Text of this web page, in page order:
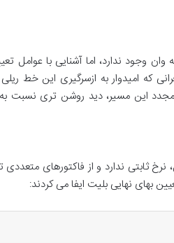
وجود ندارد، اما آشنایی با عوامل
که امیدوار به ازسرگیری این خط
این مسیر، دید روشن تری نسبت به
ثابتی ندارد و از فاکتورهای متعددی
بهای نهایی بلیت ایفا می کردند: